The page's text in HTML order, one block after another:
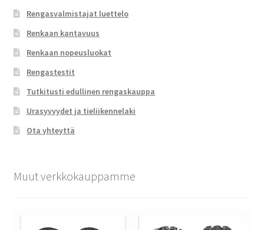
Rengasvalmistajat luettelo
Renkaan kantavuus
Renkaan nopeusluokat
Rengastestit
Tutkitusti edullinen rengaskauppa
Urasyvyydet ja tieliikennelaki
Ota yhteyttä
Muut verkkokauppamme